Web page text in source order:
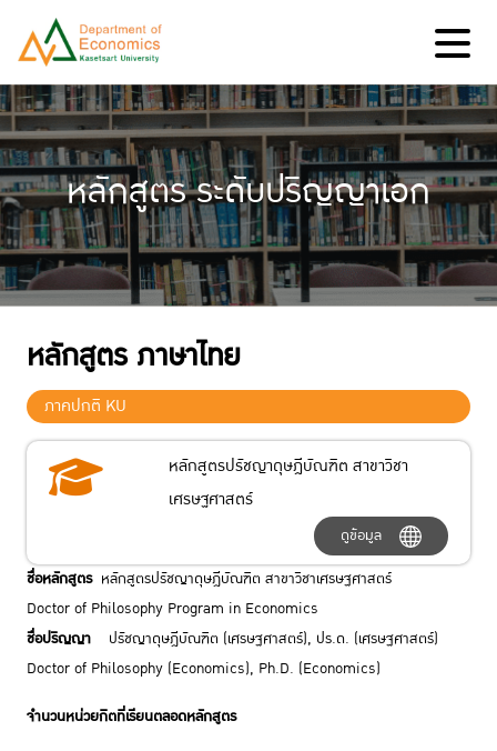
หลักสูตร ระดับปริญญาเอก
หลักสูตร ภาษาไทย
ภาคปกติ KU
หลักสูตรปรัชญาดุษฎีบัณฑิต สาขาวิชา
เศรษฐศาสตร์
ดูข้อมูล
ชื่อหลักสูตรหลักสูตรปรัชญาดุษฎีบัณฑิต สาขาวิชาเศรษฐศาสตร์
Doctor of Philosophy Program in Economics
ชื่อปริญญา ปรัชญาดุษฎีบัณฑิต (เศรษฐศาสตร์), ปร.ด. (เศรษฐศาสตร์)
Doctor of Philosophy (Economics), Ph.D. (Economics)
จำนวนหน่วยกิตที่เรียนตลอดหลักสูตร